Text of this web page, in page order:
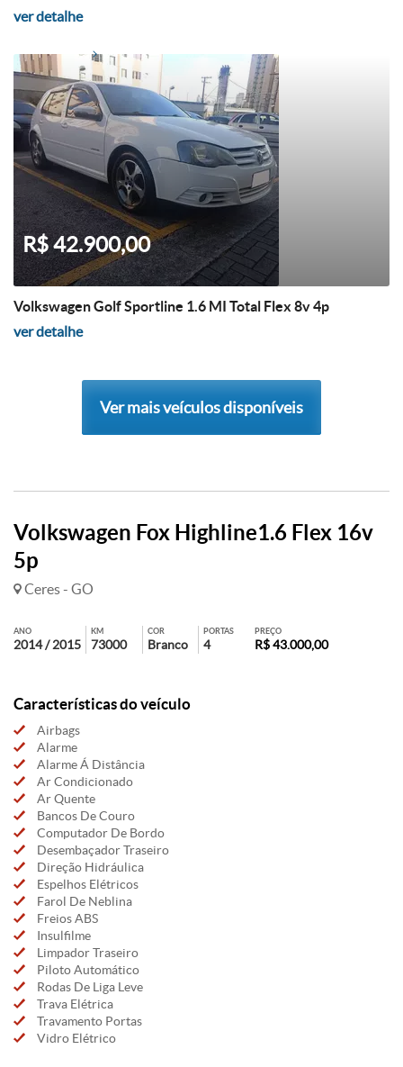
ver detalhe
R$ 42.900,00
Volkswagen Golf Sportline 1.6 MI Total Flex 8v 4p
ver detalhe
Ver mais veículos disponíveis
Volkswagen Fox Highline1.6 Flex 16v
5p
Ceres - GO
ANO
2014 / 2015
KM
73000
COR
Branco
PORTAS
4
PREÇO
R$ 43.000,00
Características do veículo
Airbags
Alarme
Alarme Á Distância
Ar Condicionado
Ar Quente
Bancos De Couro
Computador De Bordo
Desembaçador Traseiro
Direção Hidráulica
Espelhos Elétricos
Farol De Neblina
Freios ABS
Insulfilme
Limpador Traseiro
Piloto Automático
Rodas De Liga Leve
Trava Elétrica
Travamento Portas
Vidro Elétrico